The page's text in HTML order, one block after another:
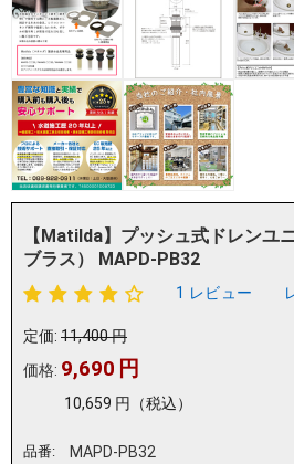
【Matilda】プッシュ式ドレンユ
ブラス） MAPD-PB32
1 レビュー
定価: 11,400円
価格: 9,690 円
10,659 円 （税込）
品番: MAPD-PB32